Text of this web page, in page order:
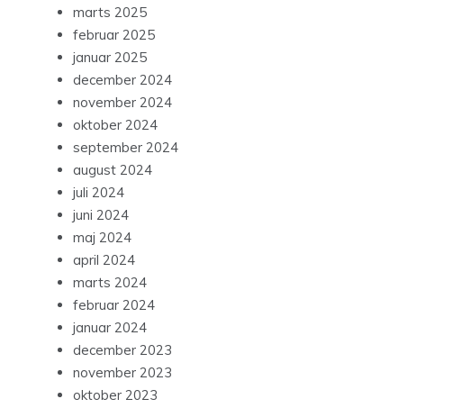
marts 2025
februar 2025
januar 2025
december 2024
november 2024
oktober 2024
september 2024
august 2024
juli 2024
juni 2024
maj 2024
april 2024
marts 2024
februar 2024
januar 2024
december 2023
november 2023
oktober 2023